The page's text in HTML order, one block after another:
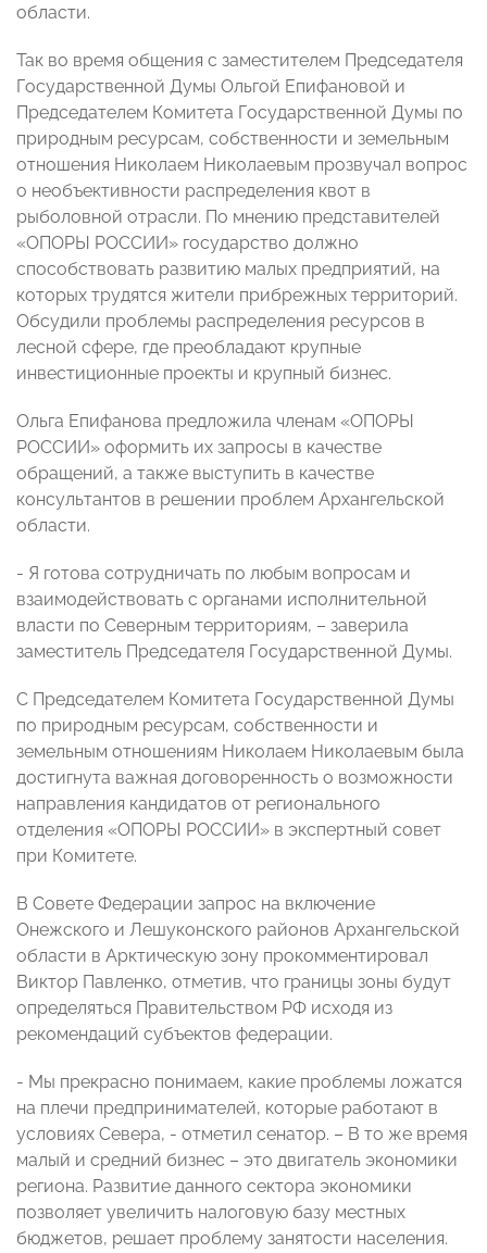
области.
Так во время общения с заместителем Председателя
Государственной Думы Ольгой Епифановой и
Председателем Комитета Государственной Думы по
природным ресурсам, собственности и земельным
отношения Николаем Николаевым прозвучал вопрос
о необъективности распределения квот в
рыболовной отрасли. По мнению представителей
«ОПОРЫ РОССИИ» государство должно
способствовать развитию малых предприятий, на
которых трудятся жители прибрежных территорий.
Обсудили проблемы распределения ресурсов в
лесной сфере, где преобладают крупные
инвестиционные проекты и крупный бизнес.
Ольга Епифанова предложила членам «ОПОРЫ
РОССИИ» оформить их запросы в качестве
обращений, а также выступить в качестве
консультантов в решении проблем Архангельской
области.
- Я готова сотрудничать по любым вопросам и
взаимодействовать с органами исполнительной
власти по Северным территориям, – заверила
заместитель Председателя Государственной Думы.
С Председателем Комитета Государственной Думы
по природным ресурсам, собственности и
земельным отношениям Николаем Николаевым была
достигнута важная договоренность о возможности
направления кандидатов от регионального
отделения «ОПОРЫ РОССИИ» в экспертный совет
при Комитете.
В Совете Федерации запрос на включение
Онежского и Лешуконского районов Архангельской
области в Арктическую зону прокомментировал
Виктор Павленко, отметив, что границы зоны будут
определяться Правительством РФ исходя из
рекомендаций субъектов федерации.
- Мы прекрасно понимаем, какие проблемы ложатся
на плечи предпринимателей, которые работают в
условиях Севера, - отметил сенатор. – В то же время
малый и средний бизнес – это двигатель экономики
региона. Развитие данного сектора экономики
позволяет увеличить налоговую базу местных
бюджетов, решает проблему занятости населения.